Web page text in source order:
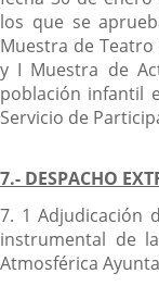
los que se
Muestra de
y I Muestra de
población infantil
Servicio de
7.- DESPACHO
7. 1 Adjudicación
instrumental de
Atmosférica